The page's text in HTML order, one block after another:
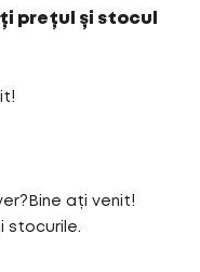
prețul și stocul
ați venit!
stocurile.